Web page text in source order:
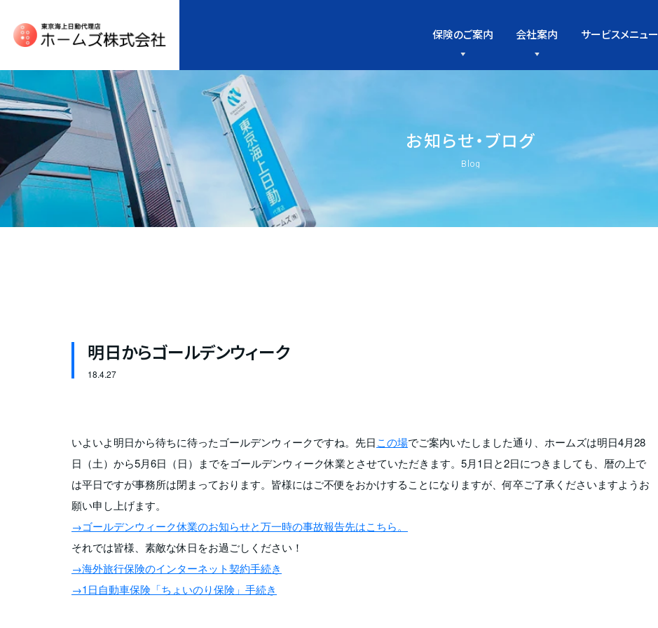
保険のご案内 会社案内 サービスメニュー
お知らせ・ブログ
Blog
明日からゴールデンウィーク
18.4.27
いよいよ明日から待ちに待ったゴールデンウィークですね。先日この場でご案内いたしました通り、ホームズは明日4月28
日（土）から5月6日（日）までをゴールデンウィーク休業とさせていただきます。5月1日と2日につきましても、暦の上で
は平日ですが事務所は閉まっております。皆様にはご不便をおかけすることになりますが、何卒ご了承くださいますようお
願い申し上げます。
→ゴールデンウィーク休業のお知らせと万一時の事故報告先はこちら。
それでは皆様、素敵な休日をお過ごしください！
→海外旅行保険のインターネット契約手続き
→1日自動車保険「ちょいのり保険」手続き